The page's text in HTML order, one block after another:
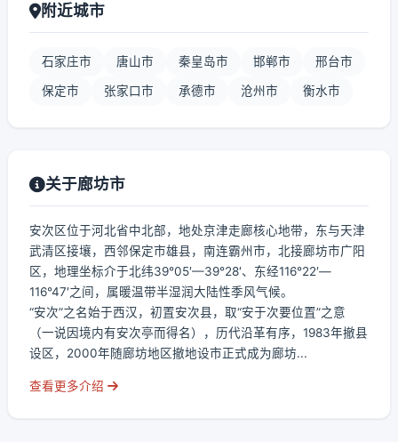
附近城市
石家庄市 唐山市 秦皇岛市 邯郸市 邢台市
保定市 张家口市 承德市 沧州市 衡水市
关于廊坊市
安次区位于河北省中北部，地处京津走廊核心地带，东与天津
武清区接壤，西邻保定市雄县，南连霸州市，北接廊坊市广阳
区，地理坐标介于北纬39°05′—39°28′、东经116°22′—
116°47′之间，属暖温带半湿润大陆性季风气候。
“安次”之名始于西汉，初置安次县，取“安于次要位置”之意
（一说因境内有安次亭而得名），历代沿革有序，1983年撤县
设区，2000年随廊坊地区撤地设市正式成为廊坊...
查看更多介绍